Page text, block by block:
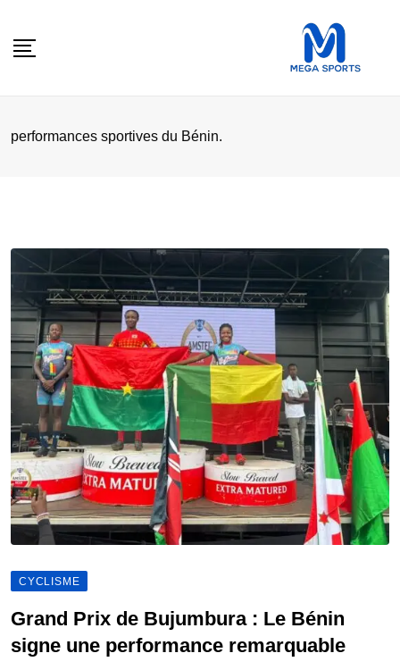
performances sportives du Bénin.
CYCLISME
Grand Prix de Bujumbura : Le Bénin
signe une performance remarquable